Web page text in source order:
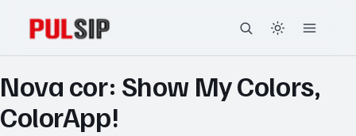
Nova cor: Show My Colors,
ColorApp!